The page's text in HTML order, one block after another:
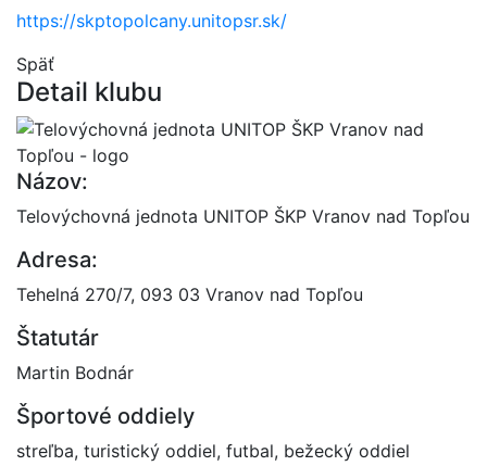
https://skptopolcany.unitopsr.sk/
Späť
Detail klubu
Názov:
Telovýchovná jednota UNITOP ŠKP Vranov nad Topľou
Adresa:
Tehelná 270/7, 093 03 Vranov nad Topľou
Štatutár
Martin Bodnár
Športové oddiely
streľba, turistický oddiel, futbal, bežecký oddiel